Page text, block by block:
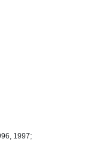
1997;